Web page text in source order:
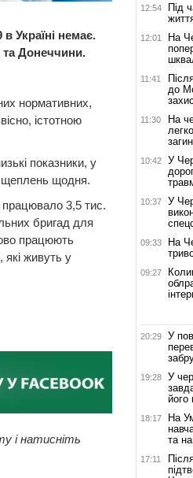
Україні немає.
та Донеччини.
нормативних,
істотною
показники, у
щеплень щодня.
працювало 3,5 тис.
бригад для
працюють
живуть у
і натисніть
12:54
Під
12:01
На
11:41
до
11:30
На
10:42
У
10:37
У
09:33
На
09:27
20:29
У
19:28
У
його
18:17
На
та
17:11